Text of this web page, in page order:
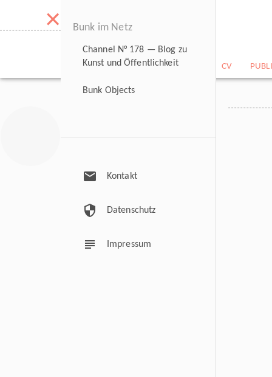
×
NEWS BILDARCHIV CV
Bunk im Netz
Channel N° 178 — Blog zu
Kunst und Öffentlichkeit
Bunk Objects
mail Kontakt
security Datenschutz
subject Impressum